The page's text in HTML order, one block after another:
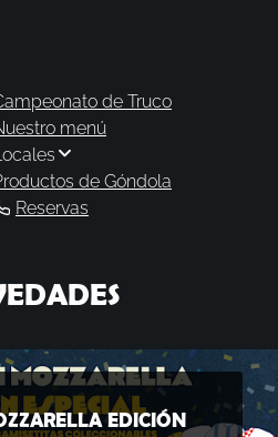
de Truco
menú
de Góndola
Reservas
EDICIÓN